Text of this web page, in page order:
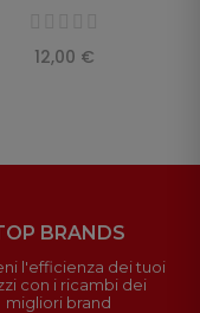
12,00 €
BRANDS
l'efficienza dei tuoi
con i ricambi dei
migliori brand